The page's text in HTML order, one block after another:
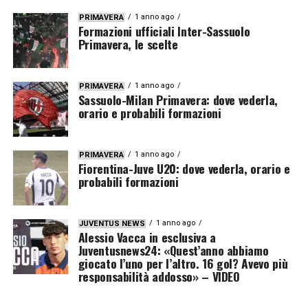
PRIMAVERA 1 anno ago
Formazioni ufficiali Inter-Sassuolo
Primavera, le scelte
PRIMAVERA 1 anno ago
Sassuolo-Milan Primavera: dove vederla,
orario e probabili formazioni
PRIMAVERA 1 anno ago
Fiorentina-Juve U20: dove vederla, orario e
probabili formazioni
JUVENTUS NEWS 1 anno ago
Alessio Vacca in esclusiva a
Juventusnews24: «Quest’anno abbiamo
giocato l’uno per l’altro. 16 gol? Avevo più
responsabilità addosso» – VIDEO